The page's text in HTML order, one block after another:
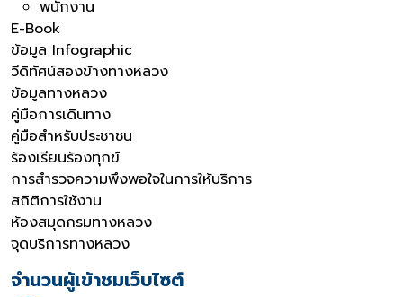
พนักงาน
E-Book
ข้อมูล Infographic
วีดิทัศน์สองข้างทางหลวง
ข้อมูลทางหลวง
คู่มือการเดินทาง
คู่มือสำหรับประชาชน
ร้องเรียนร้องทุกข์
การสำรวจความพึงพอใจในการให้บริการ
สถิติการใช้งาน
ห้องสมุดกรมทางหลวง
จุดบริการทางหลวง
จำนวนผู้เข้าชมเว็บไซต์